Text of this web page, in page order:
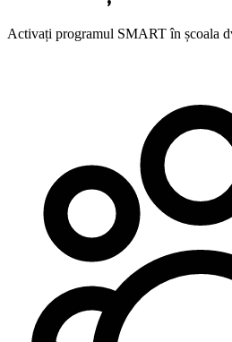
Activați programul SMART în școala